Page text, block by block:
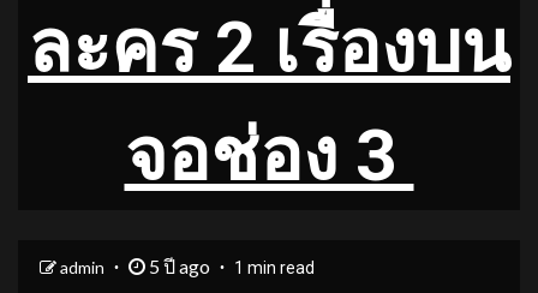
ละคร 2 เรื่องบน
จอช่อง 3
admin 5 ปี ago 1 min read